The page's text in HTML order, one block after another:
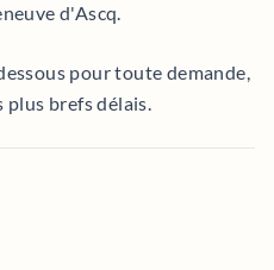
d'Ascq.
pour toute demande,
plus brefs délais.